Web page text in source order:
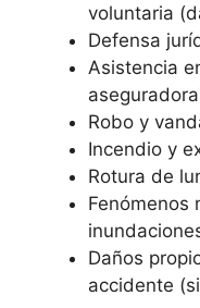
voluntaria
Defensa
Asistencia
Robo y
Incendio y
Rotura de
Fenómenos
Daños
accidente